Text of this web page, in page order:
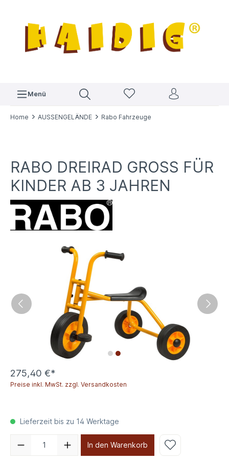
Menü
Home AUSSENGELÄNDE Rabo Fahrzeuge
RABO DREIRAD GROSS FÜR K
INDER AB 3 JAHREN
275,40 €*
Preise inkl. MwSt. zzgl. Versandkosten
Lieferzeit bis zu 14 Werktage
In den Warenkorb